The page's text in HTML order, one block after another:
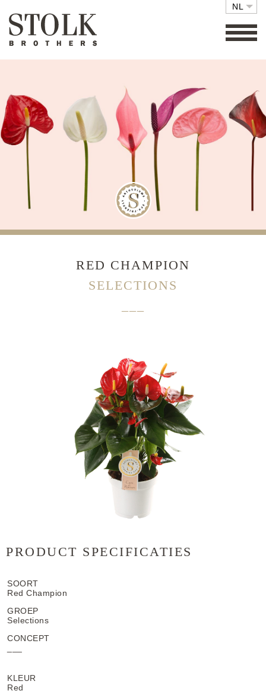
COLLECTIE
SETS
ECO FRIENDLY
CARE
RETAIL
VACATURES
CONTACT
NL
RED CHAMPION
SELECTIONS
PRODUCT SPECIFICATIES
SOORT
Red Champion
GROEP
Selections
CONCEPT
KLEUR
Red